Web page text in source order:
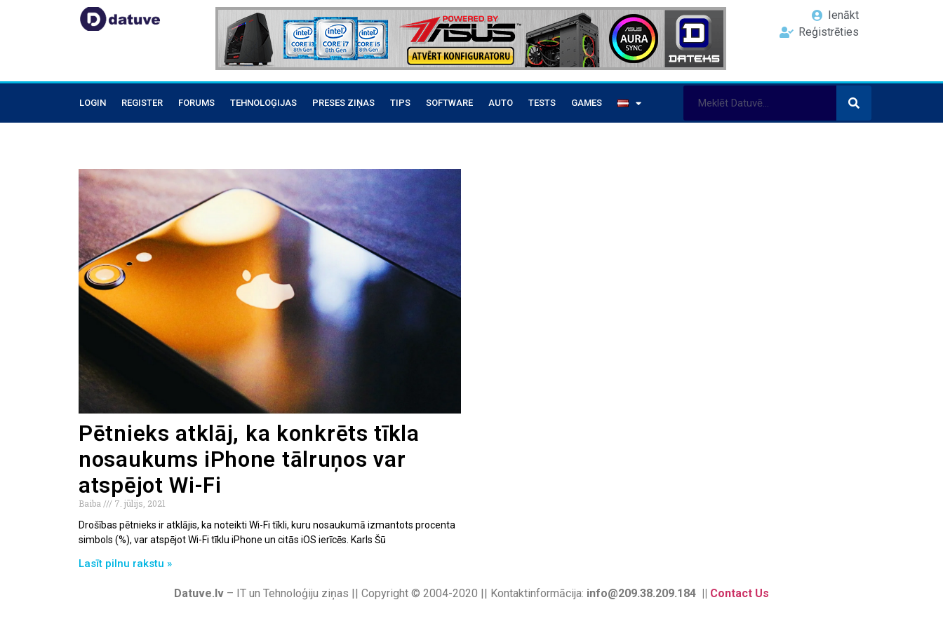
Ienākt
Reģistrēties
LOGIN REGISTER FORUMS TEHNOLOĢIJAS PRESES ZIŅAS TIPS SOFTWARE AUTO TESTS GAMES
Pētnieks atklāj, ka konkrēts tīkla
nosaukums iPhone tālruņos var
atspējot Wi-Fi
Baiba
7. jūlijs, 2021
Drošības pētnieks ir atklājis, ka noteikti Wi-Fi tīkli, kuru nosaukumā izmantots procenta
simbols (%), var atspējot Wi-Fi tīklu iPhone un citās iOS ierīcēs. Karls Šū
Lasīt pilnu rakstu »
Datuve.lv – IT un Tehnoloģiju ziņas || Copyright © 2004-2020 || Kontaktinformācija: info@209.38.209.184 || Contact Us